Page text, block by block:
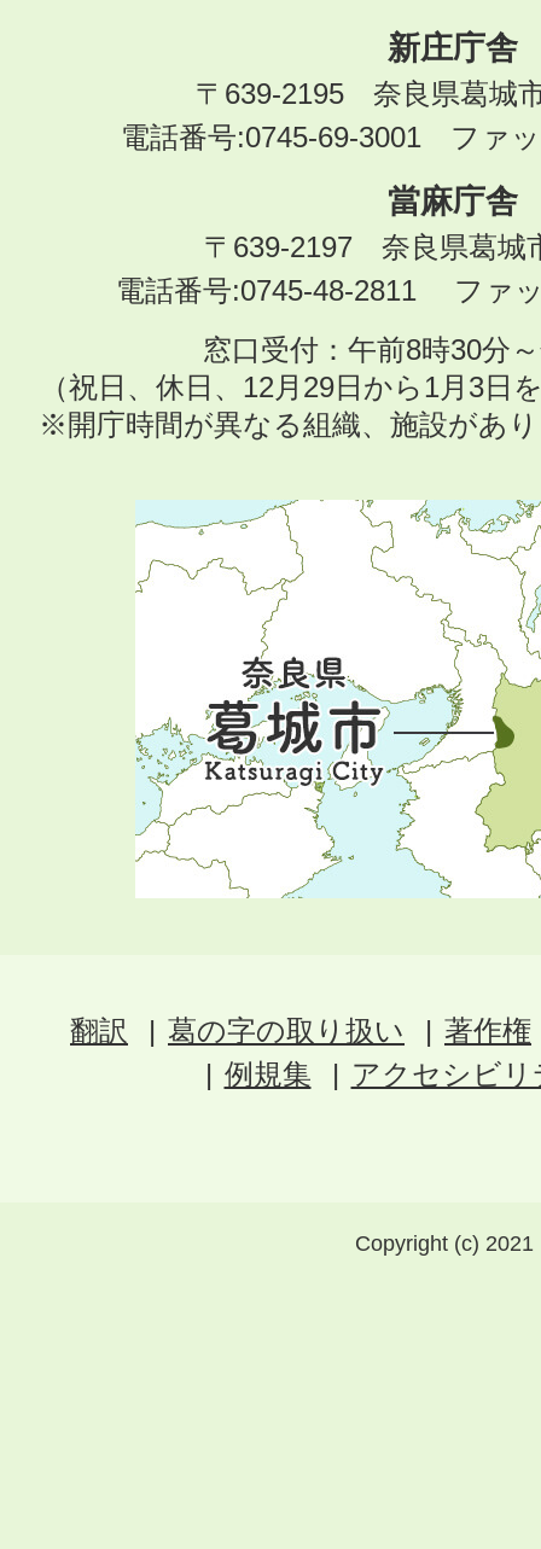
新庄庁舎
〒639-2195 奈良県葛城
電話番号:0745-69-3001 ファ
當麻庁舎
〒639-2197 奈良県葛城
電話番号:0745-48-2811 ファ
窓口受付：午前8時30分
（祝日、休日、12月29日から1月3日
※開庁時間が異なる組織、施設があ
翻訳 葛の字の取り扱い
著作権
例規集
アクセシビ
Copyright (c)